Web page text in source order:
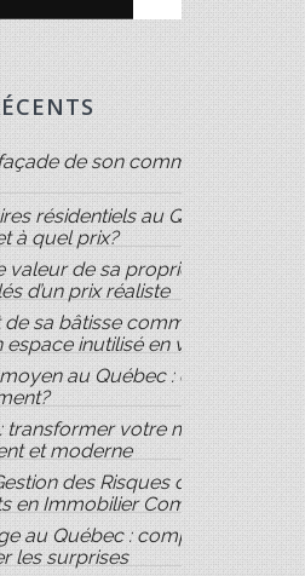
de son commerce : 8 idées
résidentiels au Québec : pour
à quel prix?
valeur de sa propriété sans se
d’un prix réaliste
sa bâtisse commerciale :
inutilisé en véritable atout
au Québec : qu’est-ce qui
transformer votre maison en un
et moderne
des Risques dans les
en Immobilier Commercial
au Québec : comprendre,
les surprises